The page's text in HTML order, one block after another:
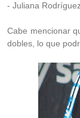
- Juliana
Cabe mencionar
dobles, lo que